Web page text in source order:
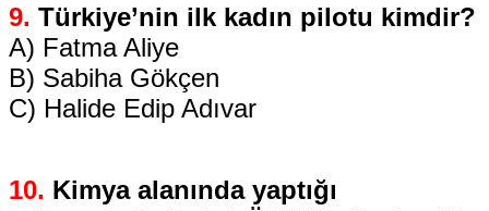
9. Türkiye’nin ilk kadın pilotu kimdir?
A) Fatma Aliye
B) Sabiha Gökçen
C) Halide Edip Adıvar
10. Kimya alanında yaptığı